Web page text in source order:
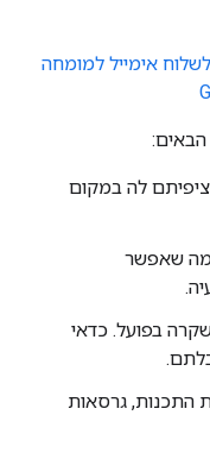
לשלוח אימייל למומחה
הבאים:
לה במקום
שאפשר
בפועל. כדאי
התכנות, גרסאות